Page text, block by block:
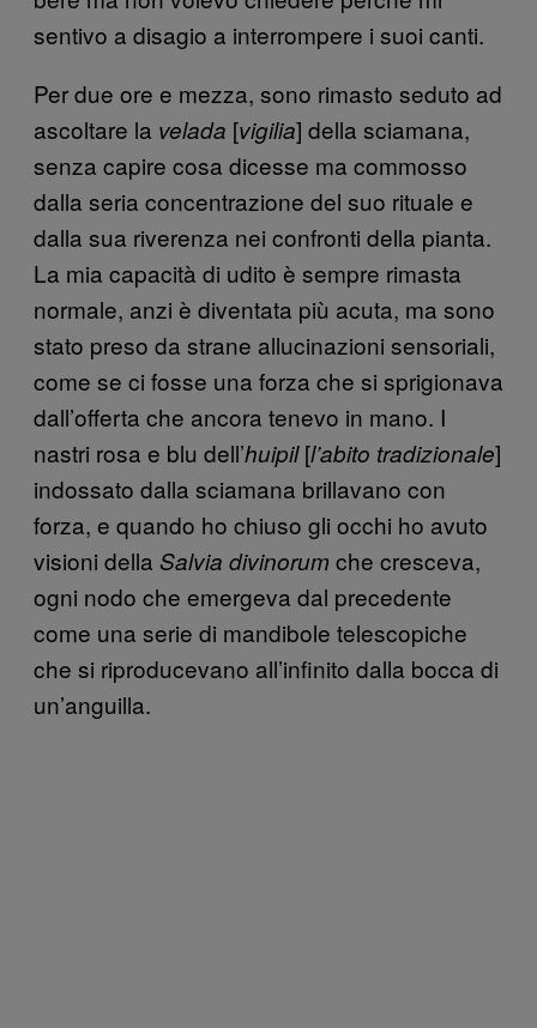
sentivo a disagio a interrompere i suoi canti.
Per due ore e mezza, sono rimasto seduto ad
ascoltare la velada [vigilia] della sciamana,
senza capire cosa dicesse ma commosso
dalla seria concentrazione del suo rituale e
dalla sua riverenza nei confronti della pianta.
La mia capacità di udito è sempre rimasta
normale, anzi è diventata più acuta, ma sono
stato preso da strane allucinazioni sensoriali,
come se ci fosse una forza che si sprigionava
dall’offerta che ancora tenevo in mano. I
nastri rosa e blu dell’huipil[l’abito tradizionale]
indossato dalla sciamana brillavano con
forza, e quando ho chiuso gli occhi ho avuto
visioni della Salvia divinorumche cresceva,
ogni nodo che emergeva dal precedente
come una serie di mandibole telescopiche
che si riproducevano all’infinito dalla bocca di
un’anguilla.